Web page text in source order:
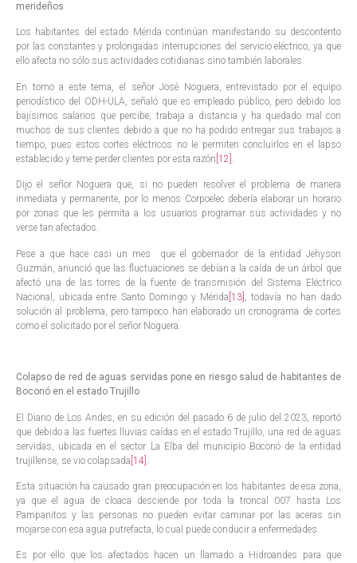
merideños
Los habitantes del estado Mérida continúan manifestando su descontento
por las constantes y prolongadas interrupciones del servicio eléctrico, ya que
ello afecta no sólo sus actividades cotidianas sino también laborales.
En torno a este tema, el señor José Noguera, entrevistado por el equipo
periodístico del ODH-ULA, señaló que es empleado público, pero debido los
bajísimos salarios que percibe, trabaja a distancia y ha quedado mal con
muchos de sus clientes debido a que no ha podido entregar sus trabajos a
tiempo, pues estos cortes eléctricos no le permiten concluirlos en el lapso
establecido y teme perder clientes por esta razón [12]
Dijo el señor Noguera que, si no pueden resolver el problema de manera
inmediata y permanente, por lo menos Corpoelec debería elaborar un horario
por zonas que les permita a los usuarios programar sus actividades y no
verse tan afectados.
Pese a que hace casi un mes que el gobernador de la entidad Jehyson
Guzmán, anunció que las fluctuaciones se debían a la caída de un árbol que
afectó una de las torres de la fuente de transmisión del Sistema Eléctrico
Nacional, ubicada entre Santo Domingo y Mérida [13]
, todavía no han dado
solución al problema, pero tampoco han elaborado un cronograma de cortes
como el solicitado por el señor Noguera.
Colapso de red de aguas servidas pone en riesgo salud de habitantes de
Boconó en el estado Trujillo
El Diario de Los Andes, en su edición del pasado 6 de julio del 2023, reportó
que debido a las fuertes lluvias caídas en el estado Trujillo, una red de aguas
servidas, ubicada en el sector La Elba del municipio Boconó de la entidad
trujillense, se vio colapsada [14]
Esta situación ha causado gran preocupación en los habitantes de esa zona,
ya que el agua de cloaca desciende por toda la troncal 007 hasta Los
Pampanitos y las personas no pueden evitar caminar por las aceras sin
mojarse con esa agua putrefacta, lo cual puede conducir a enfermedades.
Es por ello que los afectados hacen un llamado a Hidroandes para que